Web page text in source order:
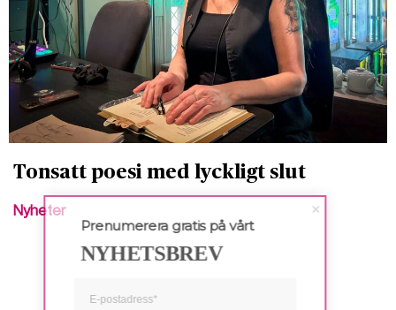
Tonsatt poesi med lyckligt slut
Nyheter
Prenumerera gratis på vårt
NYHETSBREV